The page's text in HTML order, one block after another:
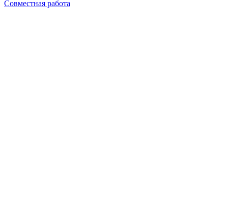
Совместная работа